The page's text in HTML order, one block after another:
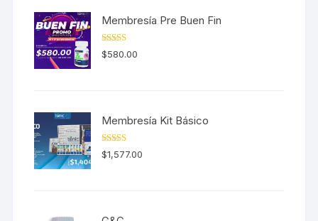
Membresía Pre Buen Fin
Valorado en
5.00de 5
$580.00
Membresía Kit Básico
Valorado en
5.00 de 5
$1,577.00